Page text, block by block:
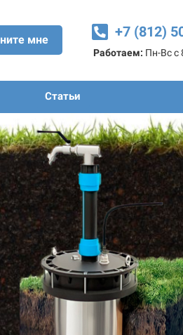
мне +7 (812)
Работаем: Пн-Вс с
Статьи